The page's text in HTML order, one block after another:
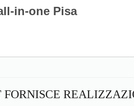
in-one Pisa